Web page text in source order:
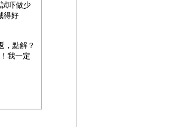
吓做少
得好
，點解？
我一定